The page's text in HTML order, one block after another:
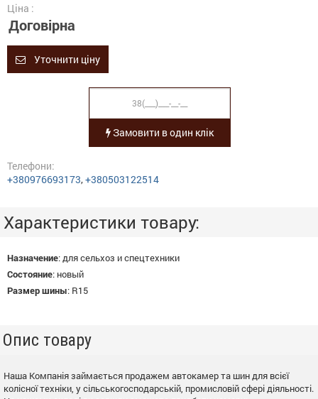
Ціна :
Договірна
Уточнити ціну
Замовити в один клік
Телефони:
+380976693173,+380503122514
Характеристики товару:
Назначение: для сельхоз и спецтехники
Состояние: новый
Размер шины: R15
Опис товару
Наша Компанія займається продажем автокамер та шин для всієї
колісної техніки, у сільськогосподарській, промисловій сфері діяльності.